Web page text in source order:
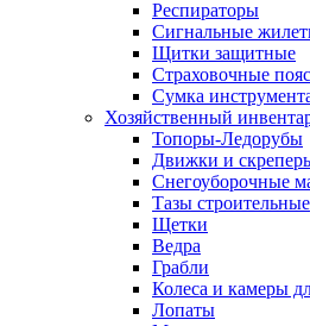
Респираторы
Сигнальные
Щитки защитные
Страховочные
Сумка
Хозяйственный
Топоры-Ледорубы
Движки и
Снегоуборочные
Тазы строительные
Щетки
Ведра
Грабли
Колеса и камеры
Лопаты